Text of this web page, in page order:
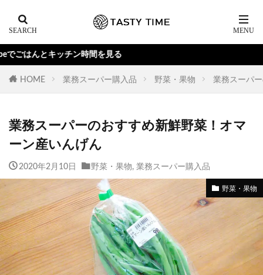
キッチン時間を見る
HOME 業務スーパー購入品 野菜・果物 業務スーパ
業務スーパーのおすすめ新鮮野菜！オマ
ーン産いんげん
2020年2月10日 野菜・果物, 業務スーパー購入品
野菜・果物